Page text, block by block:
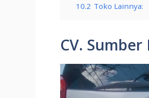
10.2 Toko Lainnya:
CV.